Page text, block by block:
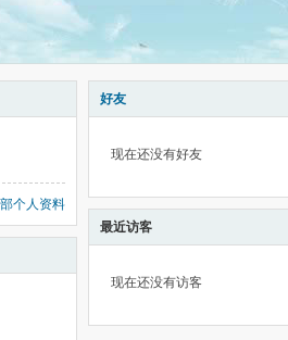
个人资料
好友
现在还没有好友
最近访客
现在还没有访客